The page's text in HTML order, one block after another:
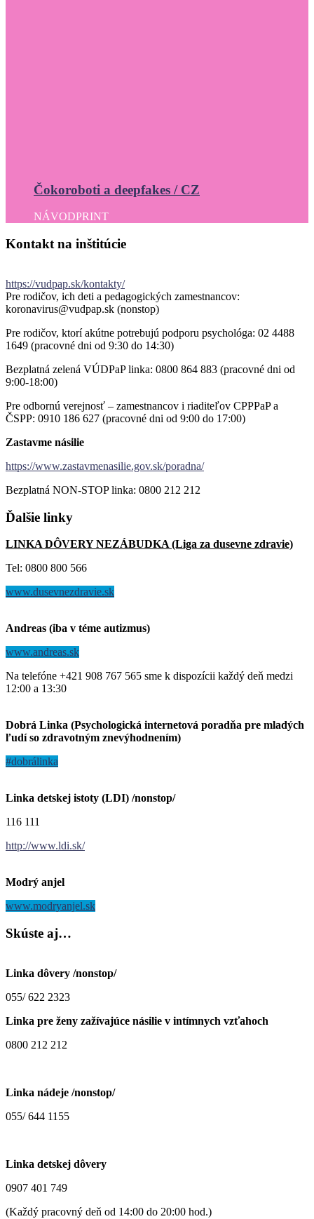
Čokoroboti a deepfakes / CZ
NÁVODPRINT
Kontakt na inštitúcie
https://vudpap.sk/kontakty/
Pre rodičov, ich deti a pedagogických zamestnancov:
koronavirus@vudpap.sk (nonstop)
Pre rodičov, ktorí akútne potrebujú podporu psychológa: 02 4488
1649 (pracovné dni od 9:30 do 14:30)
Bezplatná zelená VÚDPaP linka: 0800 864 883 (pracovné dni od
9:00-18:00)
Pre odbornú verejnosť – zamestnancov i riaditeľov CPPPaP a
ČSPP: 0910 186 627 (pracovné dni od 9:00 do 17:00)
Zastavme násilie
https://www.zastavmenasilie.gov.sk/poradna/
Bezplatná NON-STOP linka: 0800 212 212
Ďalšie linky
LINKA DÔVERY NEZÁBUDKA (Liga za dusevne zdravie)
Tel: 0800 800 566
www.dusevnezdravie.sk
Andreas (iba v téme autizmus)
www.andreas.sk
Na telefóne +421 908 767 565 sme k dispozícii každý deň medzi
12:00 a 13:30
Dobrá Linka (Psychologická internetová poradňa pre mladých
ľudí so zdravotným znevýhodnením)
#dobrálinka
Linka detskej istoty (LDI) /nonstop/
116 111
http://www.ldi.sk/
Modrý anjel
www.modryanjel.sk
Skúste aj…
Linka dôvery /nonstop/
055/ 622 2323
Linka pre ženy zažívajúce násilie v intímnych vzťahoch
0800 212 212
Linka nádeje /nonstop/
055/ 644 1155
Linka detskej dôvery
0907 401 749
(Každý pracovný deň od 14:00 do 20:00 hod.)